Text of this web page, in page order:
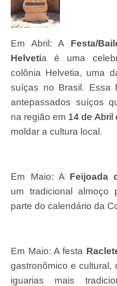
Em Abril:A Festa/
Helvetia é uma
colônia Helvetia, uma
suíças no Brasil. Essa
antepassados suíços
na regiãoem 14 de Abril
moldar a cultura local.
Em Maio: A Feijoada
um
tradicionalalmoço
parte do calendário da
Em Maio: A festa
gastronômico e cultural,
iguarias mais